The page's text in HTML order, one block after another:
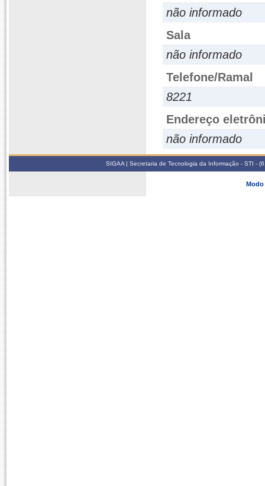
não informado
Sala
não informado
Telefone/Ramal
8221
Endereço
não informado
SIGAA | Secretaria de Tecnologia da Informação - STI -
Modo